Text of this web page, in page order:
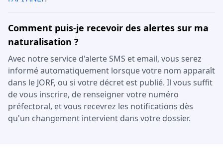
Comment puis-je recevoir des alertes sur ma
naturalisation ?
Avec notre service d'alerte SMS et email, vous serez
informé automatiquement lorsque votre nom apparaît
dans le JORF, ou si votre décret est publié. Il vous suffit
de vous inscrire, de renseigner votre numéro
préfectoral, et vous recevrez les notifications dès
qu'un changement intervient dans votre dossier.